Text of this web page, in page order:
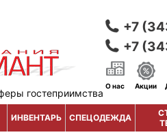
гостеприимства
+7
+7
О нас Акции
ИНВЕНТАРЬ СПЕЦОДЕЖДА